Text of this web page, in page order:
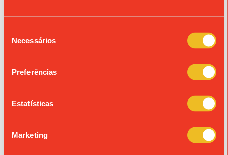
Necessários
Preferências
Estatísticas
Marketing